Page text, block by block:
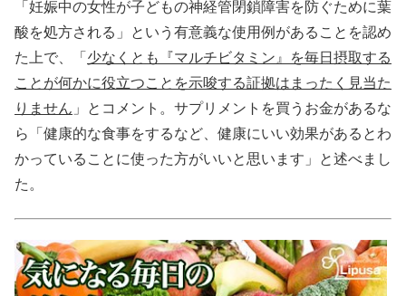
「妊娠中の女性が子どもの神経管閉鎖障害を防ぐために葉
酸を処方される」という有意義な使用例があることを認め
た上で、「 少なくとも『マルチビタミン』を毎日摂取する
ことが何かに役立つことを示唆する証拠はまったく見当た
りません 」とコメント。サプリメントを買うお金があるな
ら「健康的な食事をするなど、健康にいい効果があるとわ
かっていることに使った方がいいと思います」と述べまし
た。